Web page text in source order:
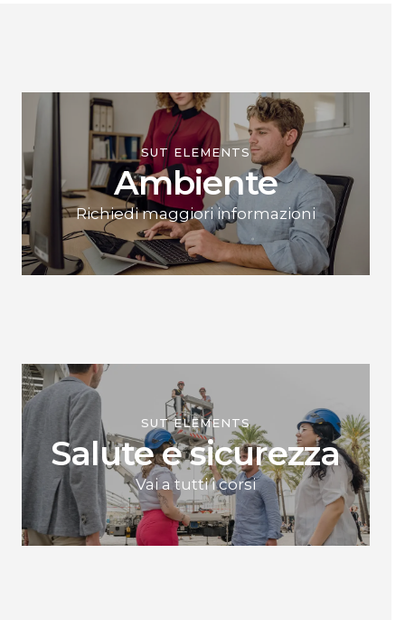
SUT ELEMENTS
Ambiente
Richiedi maggiori informazioni
SUT ELEMENTS
Salute e sicurezza
Vai a tutti i corsi